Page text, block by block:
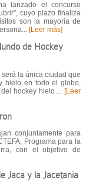
lanzado el concurso
cuyo plazo finaliza
son la mayoría de
[Leer más]
de Hockey
la única ciudad que
hielo en todo el globo,
hockey hielo ... [Leer
conjuntamente para
Programa para la
con el objetivo de
Jaca y la Jacetania